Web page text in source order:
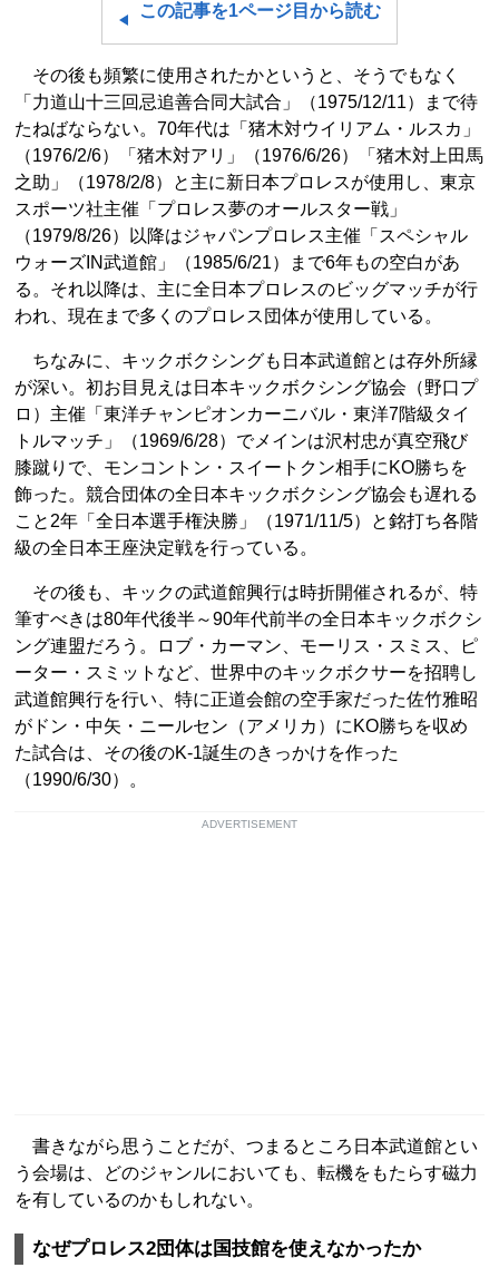
この記事を1ページ目から読む
その後も頻繁に使用されたかというと、そうでもなく
「力道山十三回忌追善合同大試合」（1975/12/11）まで待
たねばならない。70年代は「猪木対ウイリアム・ルスカ」
（1976/2/6）「猪木対アリ」（1976/6/26）「猪木対上田馬
之助」（1978/2/8）と主に新日本プロレスが使用し、東京
スポーツ社主催「プロレス夢のオールスター戦」
（1979/8/26）以降はジャパンプロレス主催「スペシャル
ウォーズIN武道館」（1985/6/21）まで6年もの空白があ
る。それ以降は、主に全日本プロレスのビッグマッチが行
われ、現在まで多くのプロレス団体が使用している。
ちなみに、キックボクシングも日本武道館とは存外所縁
が深い。初お目見えは日本キックボクシング協会（野口プ
ロ）主催「東洋チャンピオンカーニバル・東洋7階級タイ
トルマッチ」（1969/6/28）でメインは沢村忠が真空飛び
膝蹴りで、モンコントン・スイートクン相手にKO勝ちを
飾った。競合団体の全日本キックボクシング協会も遅れる
こと2年「全日本選手権決勝」（1971/11/5）と銘打ち各階
級の全日本王座決定戦を行っている。
その後も、キックの武道館興行は時折開催されるが、特
筆すべきは80年代後半～90年代前半の全日本キックボクシ
ング連盟だろう。ロブ・カーマン、モーリス・スミス、ピ
ーター・スミットなど、世界中のキックボクサーを招聘し
武道館興行を行い、特に正道会館の空手家だった佐竹雅昭
がドン・中矢・ニールセン（アメリカ）にKO勝ちを収め
た試合は、その後のK‐1誕生のきっかけを作った
（1990/6/30）。
ADVERTISEMENT
書きながら思うことだが、つまるところ日本武道館とい
う会場は、どのジャンルにおいても、転機をもたらす磁力
を有しているのかもしれない。
なぜプロレス2団体は国技館を使えなかったか